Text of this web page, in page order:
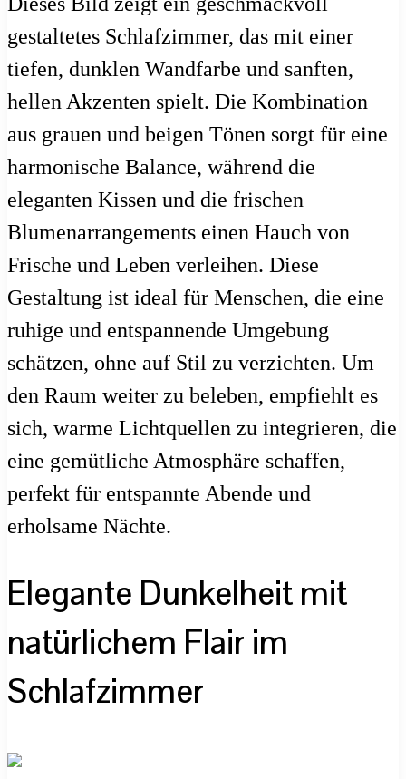
gestaltetes Schlafzimmer, das mit einer
tiefen, dunklen Wandfarbe und sanften,
hellen Akzenten spielt. Die Kombination
aus grauen und beigen Tönen sorgt für eine
harmonische Balance, während die
eleganten Kissen und die frischen
Blumenarrangements einen Hauch von
Frische und Leben verleihen. Diese
Gestaltung ist ideal für Menschen, die eine
ruhige und entspannende Umgebung
schätzen, ohne auf Stil zu verzichten. Um
den Raum weiter zu beleben, empfiehlt es
sich, warme Lichtquellen zu integrieren, die
eine gemütliche Atmosphäre schaffen,
perfekt für entspannte Abende und
erholsame Nächte.
Elegante Dunkelheit mit
natürlichem Flair im
Schlafzimmer